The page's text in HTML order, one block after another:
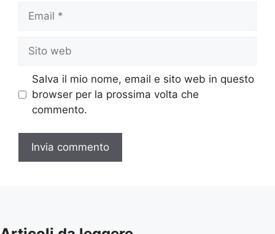
web
Salva il mio nome, email e sito web in questo
browser per la prossima volta che
commento.